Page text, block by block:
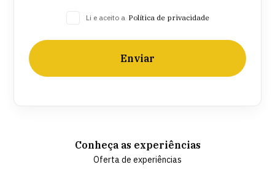
Li e aceito a Política de privacidade
Enviar
Conheça as experiências
Oferta de experiências